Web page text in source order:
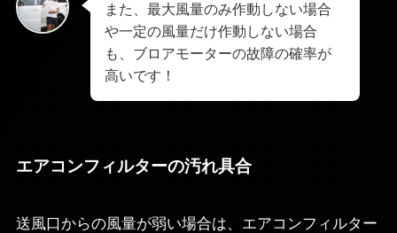
また、最大風量のみ作動しない場合
や一定の風量だけ作動しない場合
も、ブロアモーターの故障の確率が
高いです！
エアコンフィルターの汚れ具合
送風口からの風量が弱い場合は、エアコンフィルター